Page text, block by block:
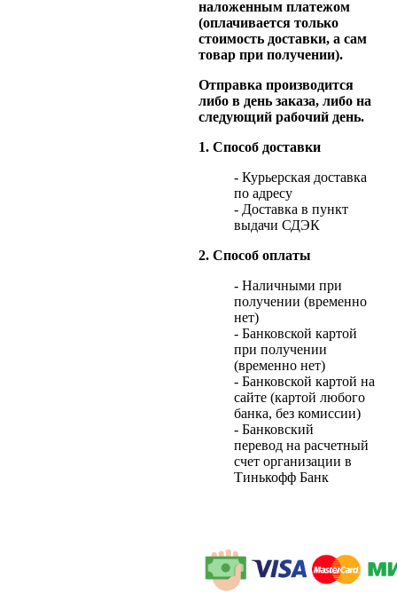
наложенным платежом
(оплачивается только
стоимость доставки, а сам
товар при получении).
Отправка производится
либо в день заказа, либо на
следующий рабочий день.
1. Способ доставки
- Курьерская доставка
по адресу
- Доставка в пункт
выдачи СДЭК
2. Способ оплаты
- Наличными при
получении (временно
нет)
- Банковской картой
при получении
(временно нет)
- Банковской картой на
сайте (картой любого
банка, без комиссии)
- Банковский
перевод на расчетный
счет организации в
Тинькофф Банк